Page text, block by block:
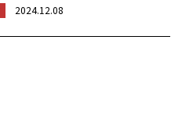
2024.12.08